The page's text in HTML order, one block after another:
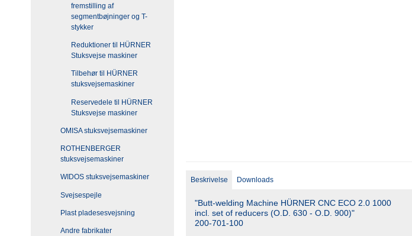
fremstilling af
segmentbøjninger og T-
stykker
Reduktioner til HÜRNER
Stuksvejse maskiner
Tilbehør til HÜRNER
stuksvejsemaskiner
Reservedele til HÜRNER
Stuksvejse maskiner
OMISA stuksvejsemaskiner
ROTHENBERGER
stuksvejsemaskiner
WIDOS stuksvejsemaskiner
Svejsespejle
Plast pladesesvejsning
Andre fabrikater
Beskrivelse Downloads
"Butt-welding Machine HÜRNER CNC ECO 2.0 1000
incl. set of reducers (O.D. 630 - O.D. 900)"
200-701-100